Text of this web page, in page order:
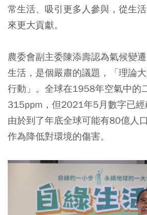
常生活、吸引更多人參與，從生
來更大貢獻。
農委會副主委陳添壽認為氣候變
生活，是個嚴肅的議題，「理論
行動」。全球在1958年空氣中的
315ppm，但2021年5月數字已經
由於到了年底全球可能有80億人
作為降低對環境的傷害。